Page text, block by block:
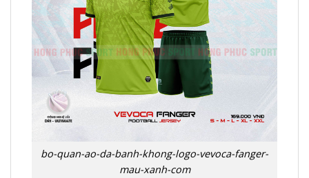
bo-quan-ao-da-banh-khong-logo-vevoca-fanger-
mau-xanh-com